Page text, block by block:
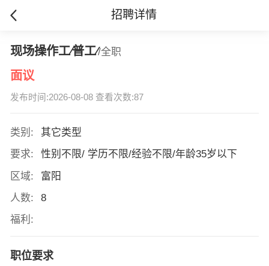
招聘详情
现场操作工∕普工∕/全职
面议
发布时间:2026-08-08 查看次数:87
类别:
其它类型
要求:
性别不限/ 学历不限/经验不限/年龄35岁以下
区域:
富阳
人数:
8
福利:
职位要求